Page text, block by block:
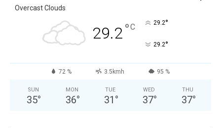
Overcast Clouds
29.2°C 29.2°
29.2°
72 % 3.5kmh 95 %
SUN
35°
MON
36°
TUE
31 °
WED
37°
THU
37°